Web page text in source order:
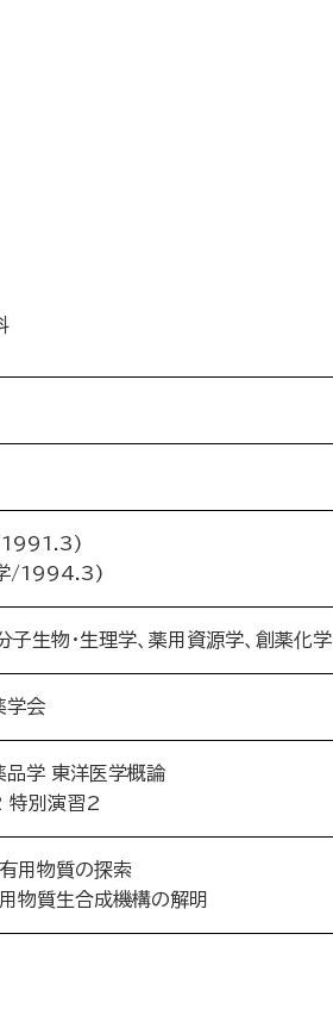
1991.3)
学/1994.3)
子生物・生理学、薬用資源学、創薬化学
学会
品学 東洋医学概論
特別演習2
用物質の探索
物質生合成機構の解明